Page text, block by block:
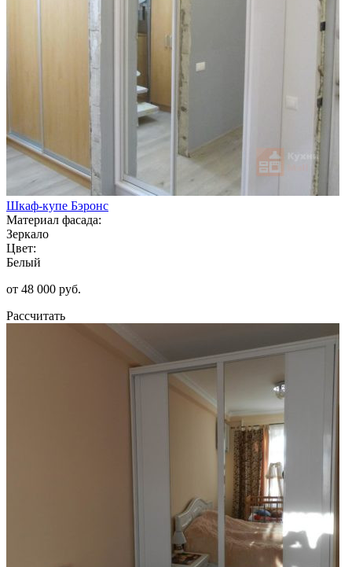
Шкаф-купе Бэронс
Материал фасада:
Зеркало
Цвет:
Белый
от 48 000 руб.
Рассчитать